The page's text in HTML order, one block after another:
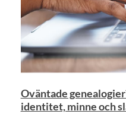
Oväntade
identitet, minne och